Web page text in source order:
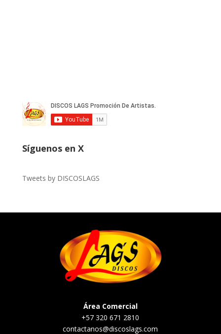
Síguenos en X
Tweets by DISCOSLAGS
Área Comercial
+57 320 671 2810
contactanos@discoslags.com